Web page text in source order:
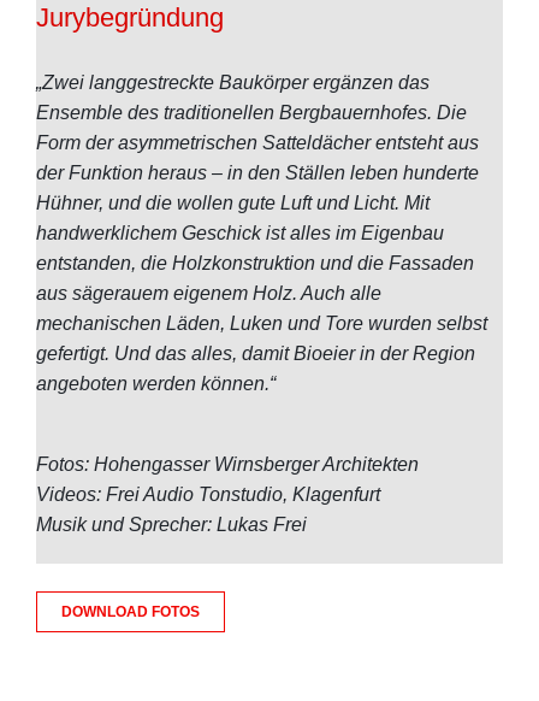
Jurybegründung
„Zwei langgestreckte Baukörper ergänzen das
Ensemble des traditionellen Bergbauernhofes. Die
Form der asymmetrischen Satteldächer entsteht aus
der Funktion heraus – in den Ställen leben hunderte
Hühner, und die wollen gute Luft und Licht. Mit
handwerklichem Geschick ist alles im Eigenbau
entstanden, die Holzkonstruktion und die Fassaden
aus sägerauem eigenem Holz. Auch alle
mechanischen Läden, Luken und Tore wurden selbst
gefertigt. Und das alles, damit Bioeier in der Region
angeboten werden können.“
Fotos: Hohengasser Wirnsberger Architekten
Videos: Frei Audio Tonstudio, Klagenfurt
Musik und Sprecher: Lukas Frei
DOWNLOAD FOTOS